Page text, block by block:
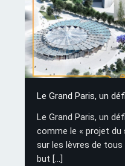
Le Grand Paris, un
Le Grand Paris, un
comme le « projet du
sur les lèvres de
but […]